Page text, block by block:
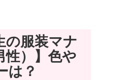
の服装マナ
性）】色や
は？